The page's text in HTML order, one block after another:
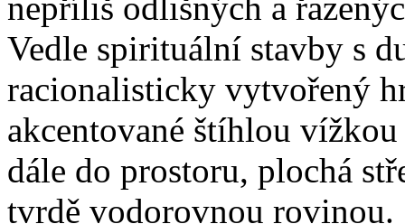
nepříliš odlišných a
Vedle spirituální stavby s
racionalisticky vytvořený
akcentované štíhlou
dále do prostoru, plochá
tvrdě vodorovnou rovinou.